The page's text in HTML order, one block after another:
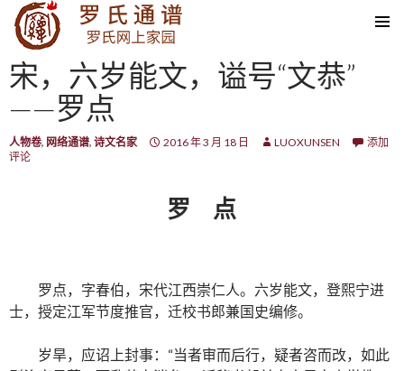
SKIP TO CONTENT
宋，六岁能文，谥号“文恭”
——罗点
人物卷, 网络通谱, 诗文名家 2016 年 3 月 18 日 LUOXUNSEN
添加
评论
罗 点
罗点，字春伯，宋代江西崇仁人。六岁能文，登熙宁进
士，授定江军节度推官，迁校书郎兼国史编修。
岁旱，应诏上封事：“当者审而后行，疑者咨而改，如此